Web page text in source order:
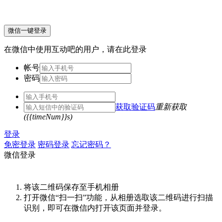
微信一键登录
在微信中使用互动吧的用户，请在此登录
帐号
密码
获取验证码重新获取
({{timeNum}}s)
登录
免密登录 密码登录 忘记密码？
微信登录
将该二维码保存至手机相册
打开微信“扫一扫”功能，从相册选取该二维码进行扫描
识别，即可在微信内打开该页面并登录。